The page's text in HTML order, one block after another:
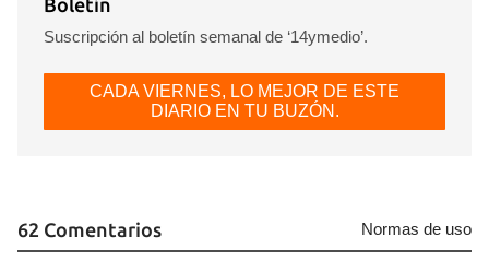
Boletín
Suscripción al boletín semanal de ‘14ymedio’.
CADA VIERNES, LO MEJOR DE ESTE
DIARIO EN TU BUZÓN.
62 Comentarios Normas de uso